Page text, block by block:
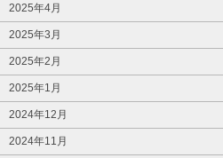
2025年4月
2025年3月
2025年2月
2025年1月
2024年12月
2024年11月